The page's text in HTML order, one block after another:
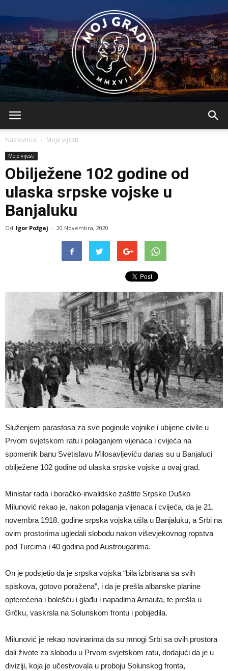
Naslovnica Moje vijesti
Moje vijesti
Obilježene 102 godine od
ulaska srpske vojske u
Banjaluku
Od Igor Požgaj - 20 Novembra, 2020
Služenjem parastosa za sve poginule vojnike i ubijene civile u
Prvom svjetskom ratu i polaganjem vijenaca i cvijeća na
spomenik banu Svetislavu Milosavljeviću danas su u Banjaluci
obilježene 102 godine od ulaska srpske vojske u ovaj grad.
Ministar rada i boračko-invalidske zaštite Srpske Duško
Milunović rekao je, nakon polaganja vijenaca i cvijeća, da je 21.
novembra 1918. godine srpska vojska ušla u Banjaluku, a Srbi na
ovim prostorima ugledali slobodu nakon viševjekovnog ropstva
pod Turcima i 40 godina pod Austrougarima.
On je podsjetio da je srpska vojska “bila izbrisana sa svih
spiskova, gotovo poražena”, i da je prešla albanske planine
opterećena i bolešću i glađu i napadima Arnauta, te prešla u
Grčku, vaskrsla na Solunskom frontu i pobijedila.
Milunović je rekao novinarima da su mnogi Srbi sa ovih prostora
dali živote za slobodu u Prvom svjetskom ratu, dodajući da je u
diviziji, koja je učestvovala u proboju Solunskog fronta,